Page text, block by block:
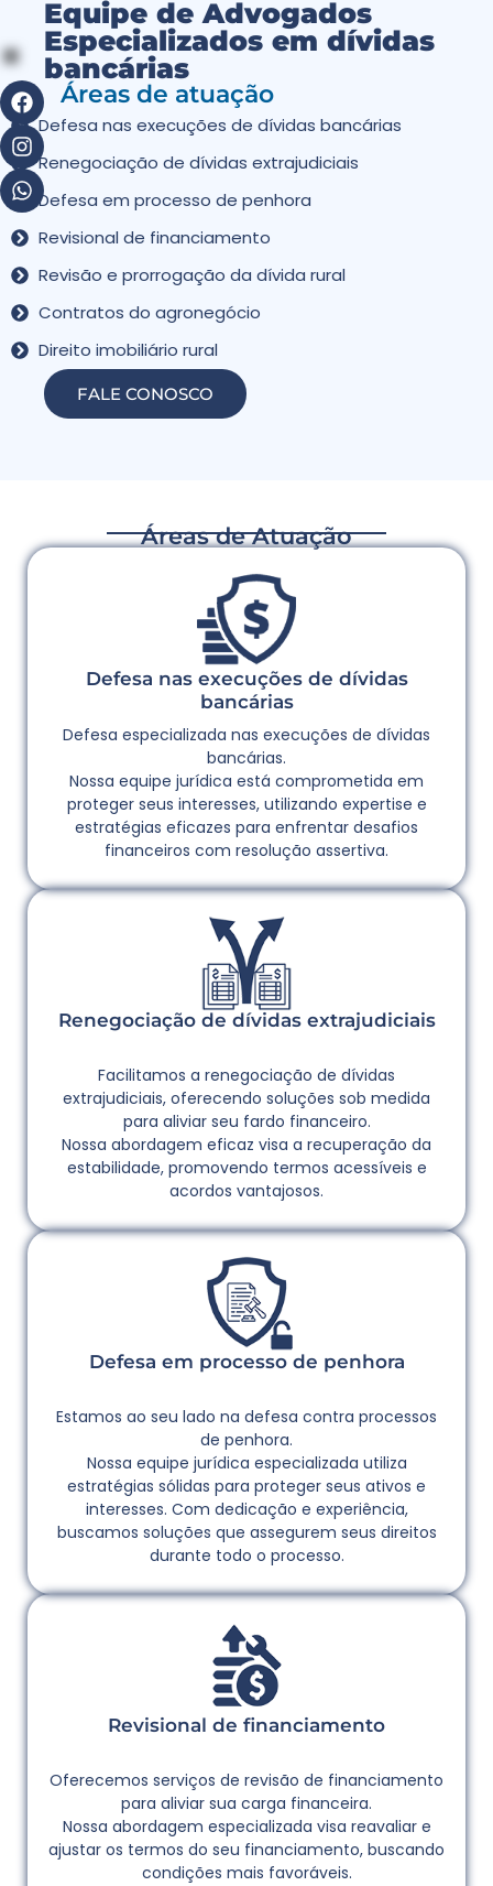
Equipe de Advogados
Especializados em dívidas
bancárias
Áreas de atuação
Defesa nas execuções de dívidas bancárias
Renegociação de dívidas extrajudiciais
Defesa em processo de penhora
Revisional de financiamento
Revisão e prorrogação da dívida rural
Contratos do agronegócio
Direito imobiliário rural
FALE CONOSCO
Áreas de Atuação
Defesa nas execuções de dívidas
bancárias
Defesa especializada nas execuções de dívidas
bancárias.
Nossa equipe jurídica está comprometida em
proteger seus interesses, utilizando expertise e
estratégias eficazes para enfrentar desafios
financeiros com resolução assertiva.
Renegociação de dívidas extrajudiciais
Facilitamos a renegociação de dívidas
extrajudiciais, oferecendo soluções sob medida
para aliviar seu fardo financeiro.
Nossa abordagem eficaz visa a recuperação da
estabilidade, promovendo termos acessíveis e
acordos vantajosos.
Defesa em processo de penhora
Estamos ao seu lado na defesa contra processos
de penhora.
Nossa equipe jurídica especializada utiliza
estratégias sólidas para proteger seus ativos e
interesses. Com dedicação e experiência,
buscamos soluções que assegurem seus direitos
durante todo o processo.
Revisional de financiamento
Oferecemos serviços de revisão de financiamento
para aliviar sua carga financeira.
Nossa abordagem especializada visa reavaliar e
ajustar os termos do seu financiamento, buscando
condições mais favoráveis.